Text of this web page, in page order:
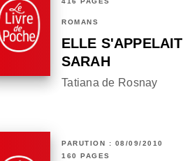
ROMANS
ELLE S'APPELAIT
SARAH
Tatiana de Rosnay
PARUTION : 08/09/2010
160 PAGES